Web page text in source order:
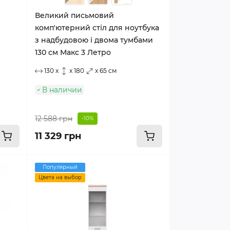
Великий письмовий
комп'ютерний стіл для ноутбука
з надбудовою і двома тумбами
130 см Макс 3 Летро
130 x x 180 x 65 см
В наличии
12 588 грн -10%
11 329 грн
Популярный
Цвета на выбор